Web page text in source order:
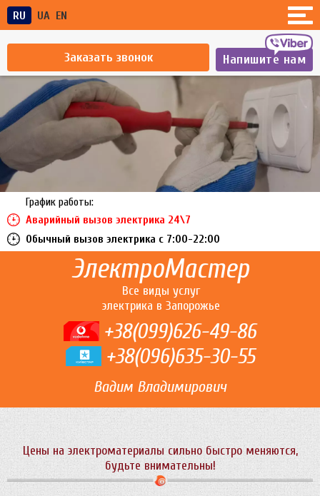
Напишите нам
Заказать звонок
RU UA EN
График работы:
Аварийный вызов электрика 24\7
Обычный вызов электрика c 7:00-22:00
ЭлектроМастер
Все виды услуг
электрика в Запорожье
+38(099)626-49-86
+38(096)635-30-55
Вадим Владимирович
Цены на электроматериалы сильно быстро меняются,
будьте внимательны!